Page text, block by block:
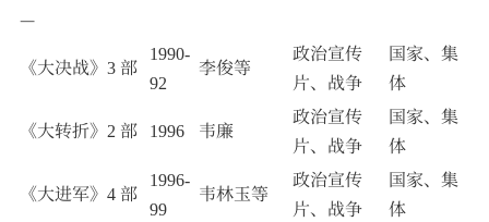
—
《大决战》3 部
1990-
92
李俊等
政治宣传
片、战争
国家、集
体
《大转折》2 部 1996 韦廉
政治宣传
片、战争
国家、集
体
《大进军》4 部
1996-
99
韦林玉等
政治宣传
片、战争
国家、集
体